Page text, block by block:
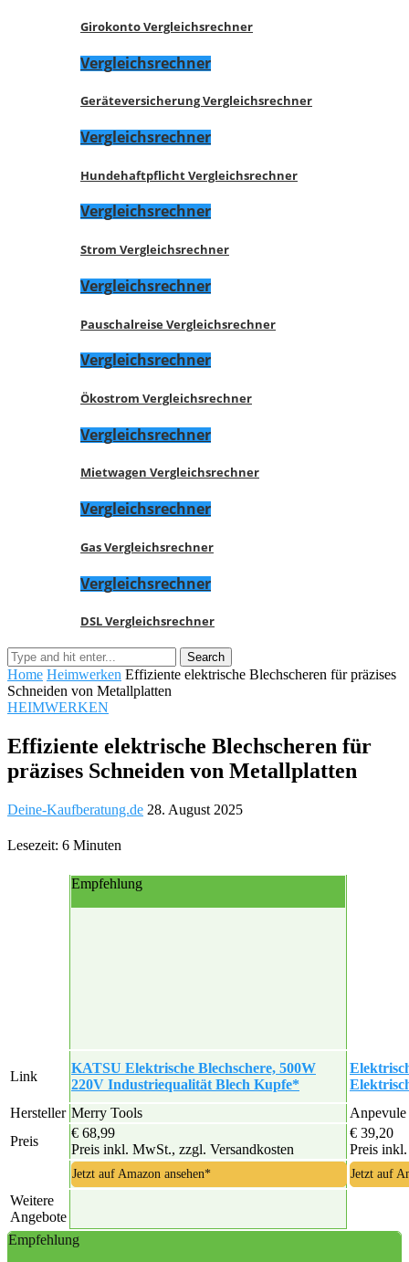
Girokonto Vergleichsrechner
Vergleichsrechner
Geräteversicherung Vergleichsrechner
Vergleichsrechner
Hundehaftpflicht Vergleichsrechner
Vergleichsrechner
Strom Vergleichsrechner
Vergleichsrechner
Pauschalreise Vergleichsrechner
Vergleichsrechner
Ökostrom Vergleichsrechner
Vergleichsrechner
Mietwagen Vergleichsrechner
Vergleichsrechner
Gas Vergleichsrechner
Vergleichsrechner
DSL Vergleichsrechner
Home Heimwerken Effiziente elektrische Blechscheren für präzises
Schneiden von Metallplatten
HEIMWERKEN
Effiziente elektrische Blechscheren für
präzises Schneiden von Metallplatten
Deine-Kaufberatung.de 28. August 2025
Lesezeit: 6 Minuten
Empfehlung
Link
KATSU Elektrische Blechschere, 500W
220V Industriequalität Blech Kupfe*
Hersteller Merry Tools
Anpevule
Preis
€ 68,99
Preis inkl. MwSt., zzgl. Versandkosten
€ 39,20
Preis
Jetzt auf Amazon ansehen* Jetzt auf
Weitere
Angebote
Empfehlung